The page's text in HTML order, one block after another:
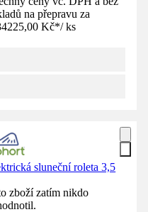
na přepravu za
Kč*/ ks
sluneční roleta 3,5
zboží zatím nikdo